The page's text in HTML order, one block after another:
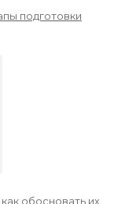
подготовки
обосновать их